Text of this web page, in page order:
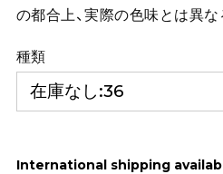
の都合上、実際の色味とは異な
種類
International shipping